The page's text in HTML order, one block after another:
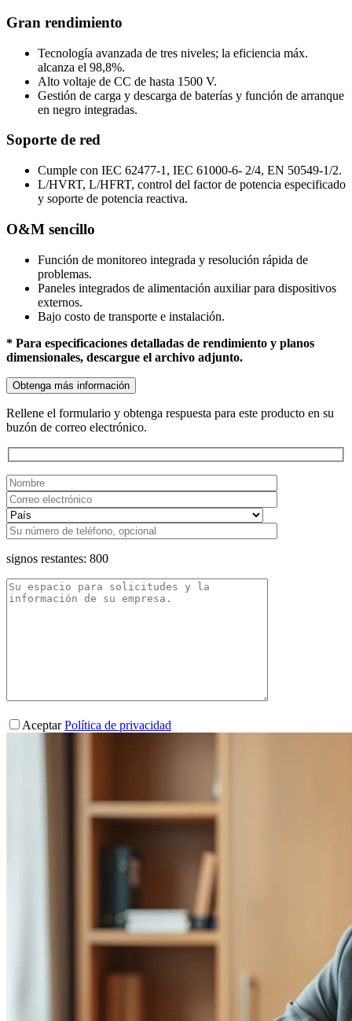
Gran rendimiento
Tecnología avanzada de tres niveles; la eficiencia máx.
alcanza el 98,8%.
Alto voltaje de CC de hasta 1500 V.
Gestión de carga y descarga de baterías y función de arranque
en negro integradas.
Soporte de red
Cumple con IEC 62477-1, IEC 61000-6- 2/4, EN 50549-1/2.
L/HVRT, L/HFRT, control del factor de potencia especificado
y soporte de potencia reactiva.
O&M sencillo
Función de monitoreo integrada y resolución rápida de
problemas.
Paneles integrados de alimentación auxiliar para dispositivos
externos.
Bajo costo de transporte e instalación.
* Para especificaciones detalladas de rendimiento y planos
dimensionales, descargue el archivo adjunto.
Obtenga más información
Rellene el formulario y obtenga respuesta para este producto en su
buzón de correo electrónico.
signos restantes: 800
AceptarPolítica de privacidad